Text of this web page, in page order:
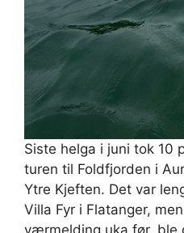
Siste helga i juni tok 10
turen til Foldfjorden i
Ytre Kjeften. Det var
Villa Fyr i Flatanger,
værmelding uka før, ble